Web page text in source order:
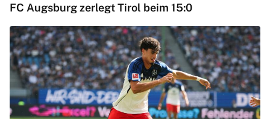
FC Augsburg zerlegt Tirol beim 15:0